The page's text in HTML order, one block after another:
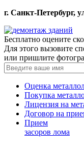
г. Санкт-Петербург,
Бесплатно оцените
Для этого вызовите
или пришлите
Оценка
Покупка
Лицензия на
Договор на
Прием
засоров лома